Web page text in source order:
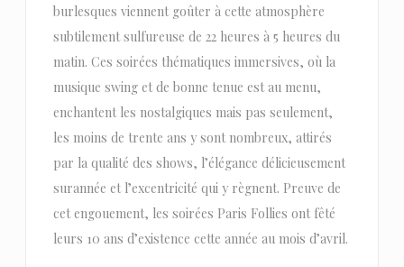
burlesques viennent goûter à cette atmosphère
subtilement sulfureuse de 22 heures à 5 heures du
matin. Ces soirées thématiques immersives, où la
musique swing et de bonne tenue est au menu,
enchantent les nostalgiques mais pas seulement,
les moins de trente ans y sont nombreux, attirés
par la qualité des shows, l’élégance délicieusement
surannée et l’excentricité qui y règnent. Preuve de
cet engouement, les soirées Paris Follies ont fêté
leurs 10 ans d’existence cette année au mois d’avril.